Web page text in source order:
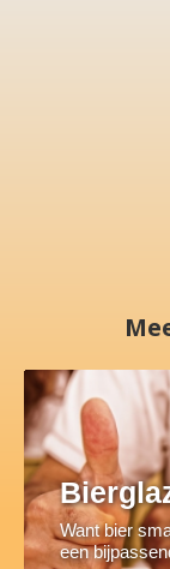
Want bier
een